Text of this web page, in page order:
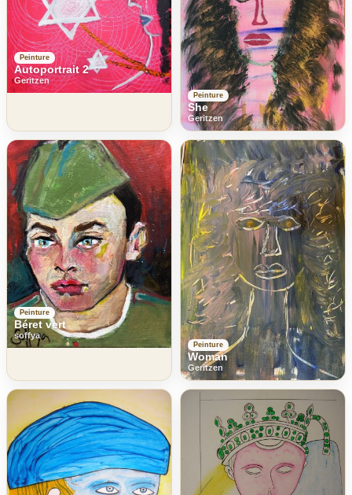
Peinture
Autoportrait 2
Geritzen
Peinture
She
Geritzen
Peinture
Béret vert
soffya
Peinture
Woman
Geritzen